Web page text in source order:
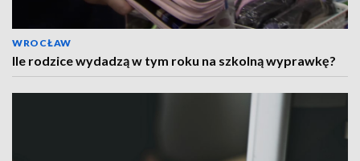
WROCŁAW
Ile rodzice wydadzą w tym roku na szkolną wyprawkę?